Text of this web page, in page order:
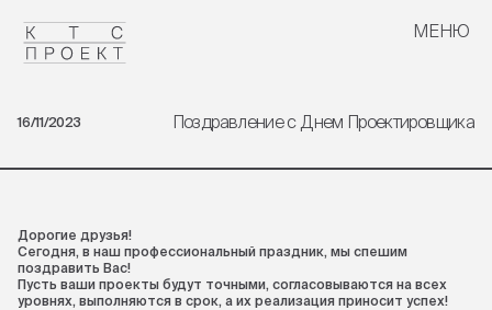
МЕНЮ
16/11/2023 Поздравление с Днем Проектировщика
Дорогие друзья!
Сегодня, в наш профессиональный праздник, мы спешим
поздравить Вас!
Пусть ваши проекты будут точными, согласовываются на всех
уровнях, выполняются в срок, а их реализация приносит успех!